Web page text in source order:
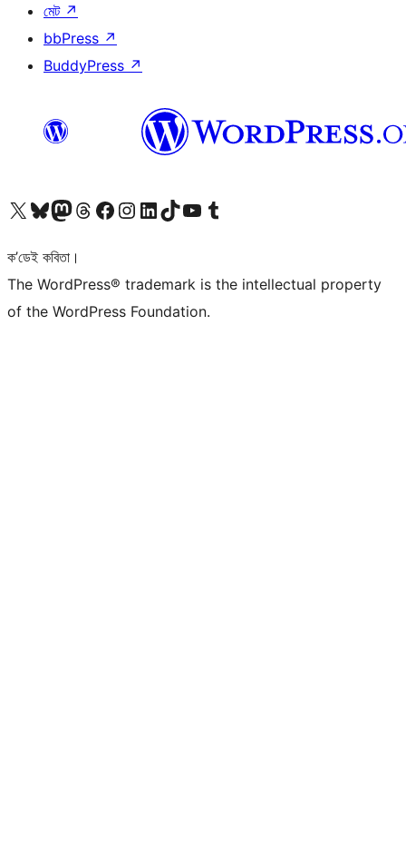
মেট ↗
bbPress ↗
BuddyPress ↗
আমাৰ X (আগৰ Twitter) একাউণ্টলৈ যাওকআমাৰ Bluesky একাউণ্টলৈ যাওকআমাৰ Mastodon একাউণ্টলৈ যাওকআমাৰ Threads একাউণ্টলৈ যাওকআমাৰ Facebook পৃষ্ঠালৈ যাওকআমাৰ Instagram একাউণ্টলৈ যাওকআমাৰ LinkedIn একাউণ্টলৈ যাওকআমাৰ TikTok একাউণ্টলৈ যাওকআমাৰ YouTube চেনেললৈ যাওকআমাৰ Tumblr একাউণ্টলৈ যাওক
ক’ডেই কবিতা।
The WordPress® trademark is the intellectual property
of the WordPress Foundation.